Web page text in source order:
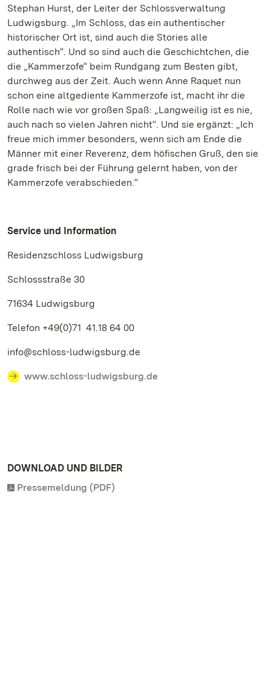
Stephan Hurst, der Leiter der Schlossverwaltung
Ludwigsburg. „Im Schloss, das ein authentischer
historischer Ort ist, sind auch die Stories alle
authentisch“. Und so sind auch die Geschichtchen, die
die „Kammerzofe“ beim Rundgang zum Besten gibt,
durchweg aus der Zeit. Auch wenn Anne Raquet nun
schon eine altgediente Kammerzofe ist, macht ihr die
Rolle nach wie vor großen Spaß: „Langweilig ist es nie,
auch nach so vielen Jahren nicht“. Und sie ergänzt: „Ich
freue mich immer besonders, wenn sich am Ende die
Männer mit einer Reverenz, dem höfischen Gruß, den sie
grade frisch bei der Führung gelernt haben, von der
Kammerzofe verabschieden.“
Service und Information
Residenzschloss Ludwigsburg
Schlossstraße 30
71634 Ludwigsburg
Telefon +49(0)71 41.18 64 00
info@schloss-ludwigsburg.de
www.schloss-ludwigsburg.de
DOWNLOAD UND BILDER
Pressemeldung (PDF)